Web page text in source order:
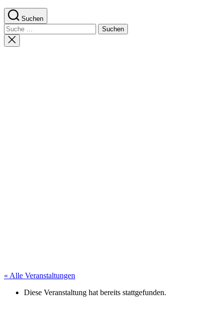
Suchen
Suche
nach:
Suche
schließen
« Alle Veranstaltungen
Diese Veranstaltung hat bereits stattgefunden.